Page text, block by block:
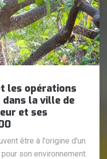
les opérations
la ville de
et ses
être à l'origine d'un
son environnement.